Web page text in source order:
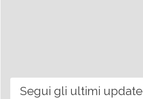
Segui gli ultimi update